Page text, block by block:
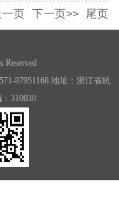
一页 下一页>> 尾页
Reserved
87951168 地址：浙江省杭
310030